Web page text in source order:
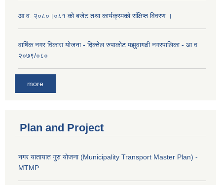
आ.व. २०८०।०८१ को बजेट तथा कार्यक्रमको संक्षिप्त विवरण ।
वार्षिक नगर विकास योजना - दिक्तेल रुपाकोट मझुवागढी नगरपालिका - आ.व.
२०७९/०८०
more
Plan and Project
नगर यातायात गुरु योजना (Municipality Transport Master Plan) -
MTMP